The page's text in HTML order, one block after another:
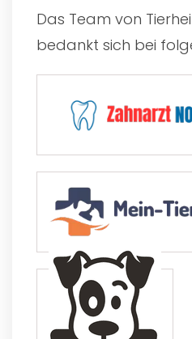
Das Team von
bedankt sich bei